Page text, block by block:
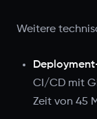
Weitere
CI/CD mit
Zeit von 45